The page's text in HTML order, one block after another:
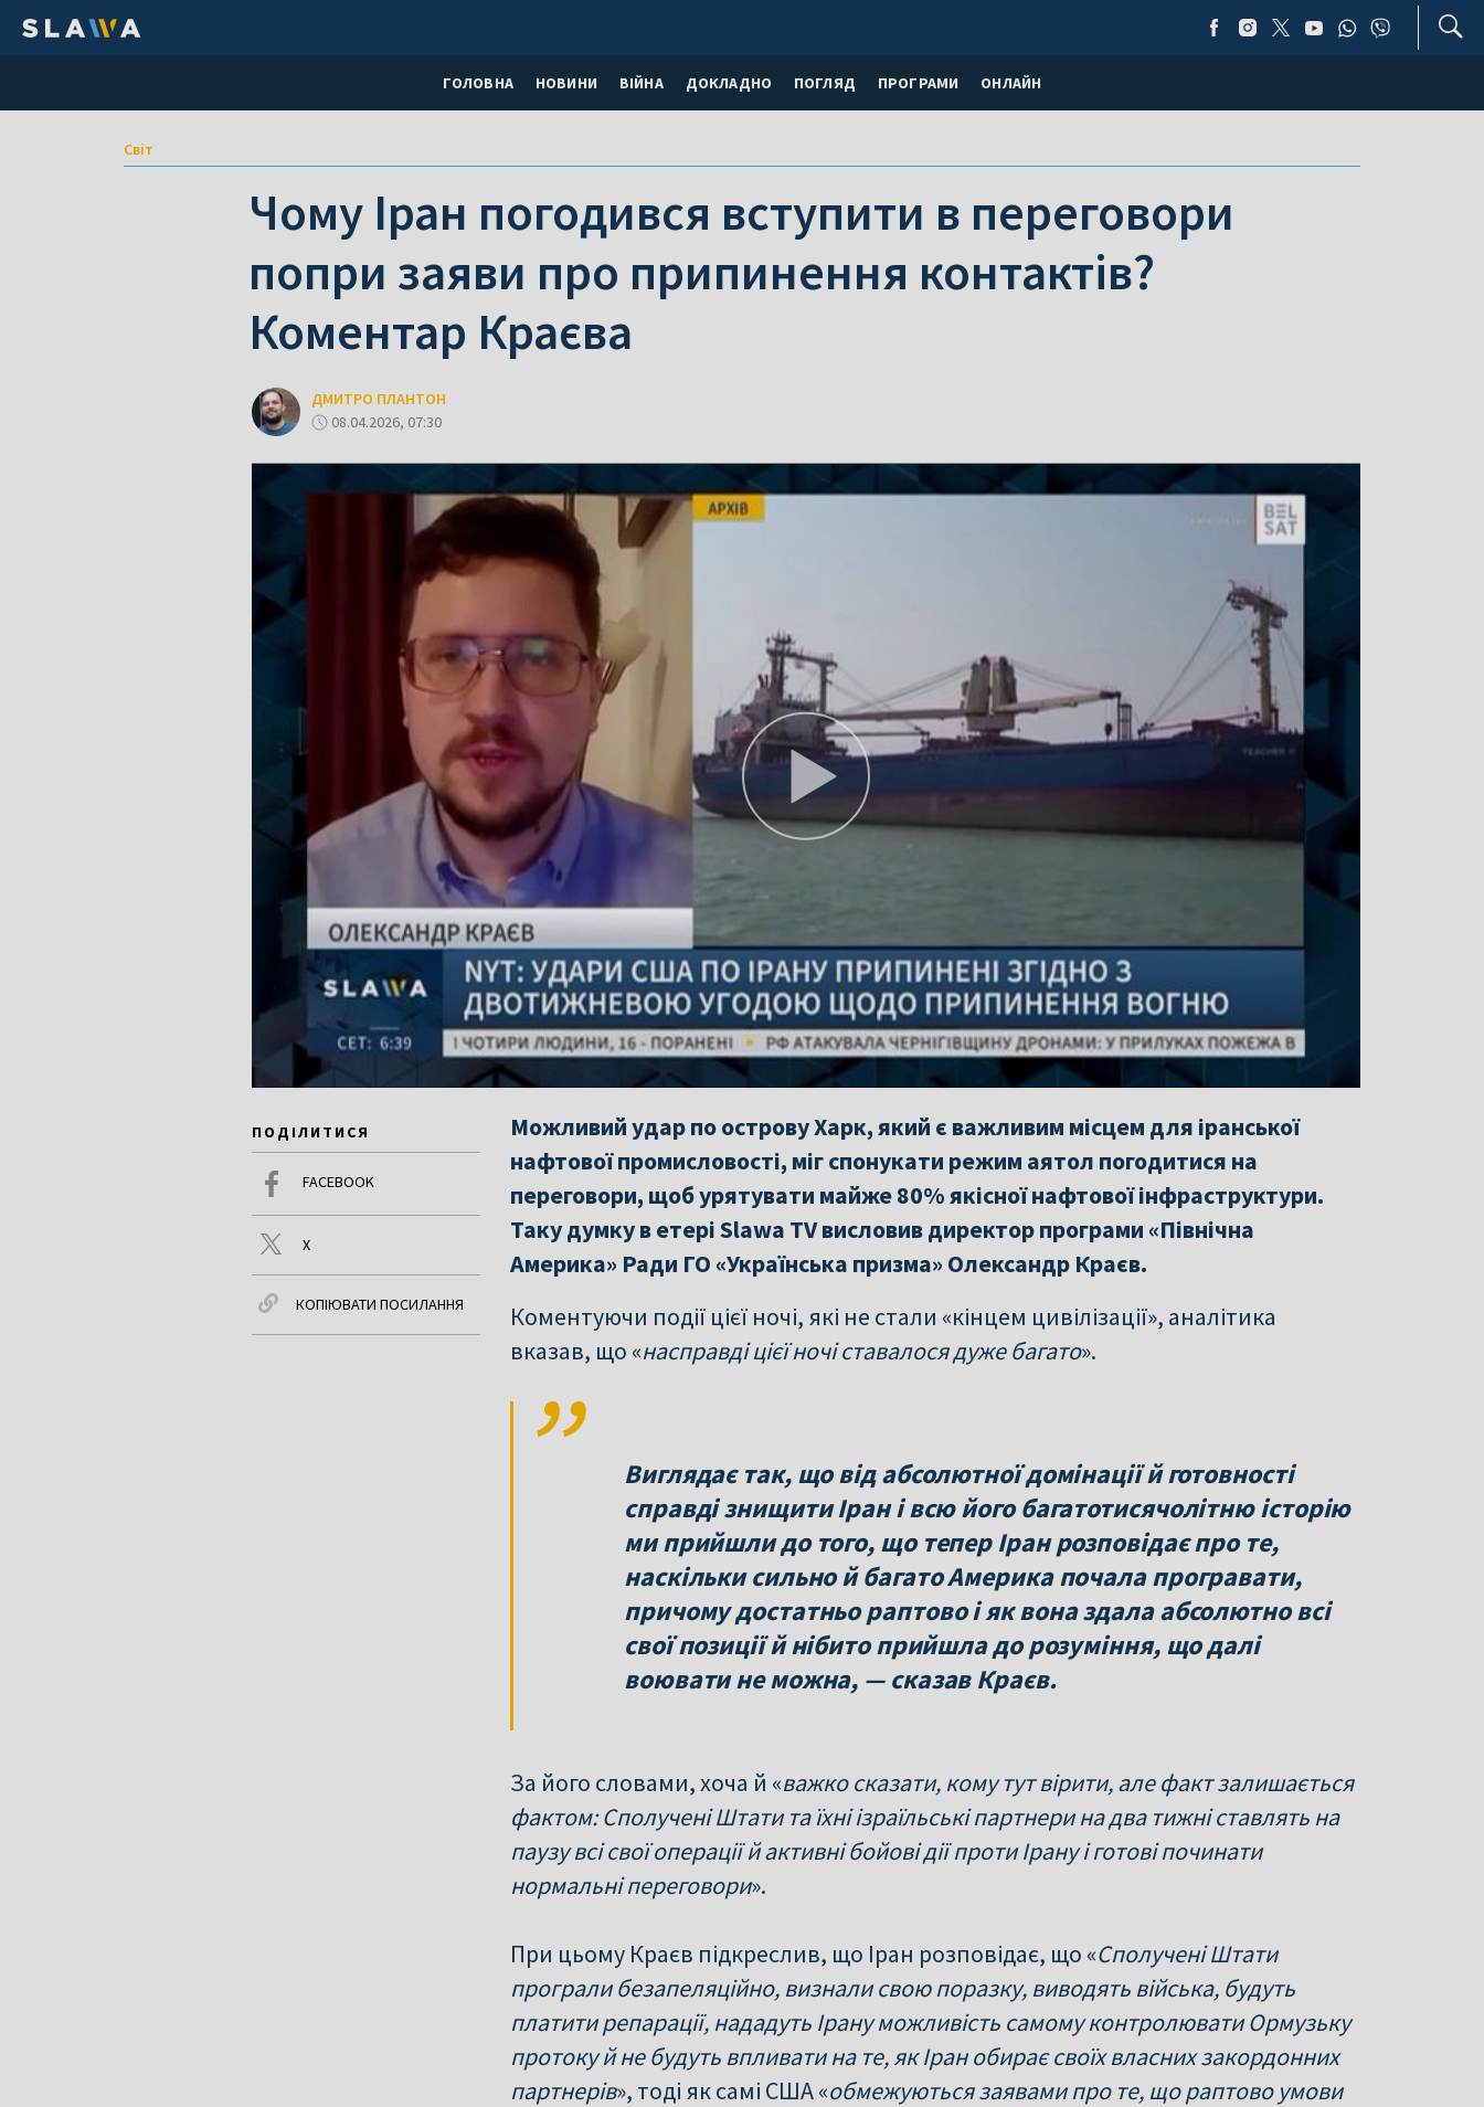
ГОЛОВНА НОВИНИ ВІЙНА ДОКЛАДНО ПОГЛЯД ПРОГРАМИ ОНЛАЙН
Світ
Чому Іран погодився вступити в переговори
попри заяви про припинення контактів?
Коментар Краєва
ДМИТРО ПЛАНТОН
08.04.2026, 07:30
ПОДІЛИТИСЯ
FACEBOOK
X
КОПІЮВАТИ ПОСИЛАННЯ
Можливий удар по острову Харк, який є важливим місцем для іранської
нафтової промисловості, міг спонукати режим аятол погодитися на
переговори, щоб урятувати майже 80% якісної нафтової інфраструктури.
Таку думку в етері Slawa TV висловив директор програми «Північна
Америка» Ради ГО «Українська призма» Олександр Краєв.
Коментуючи події цієї ночі, які не стали «кінцем цивілізації», аналітика
вказав, що «насправді цієї ночі ставалося дуже багато».
Виглядає так, що від абсолютної домінації й готовності
справді знищити Іран і всю його багатотисячолітню історію
ми прийшли до того, що тепер Іран розповідає про те,
наскільки сильно й багато Америка почала програвати,
причому достатньо раптово і як вона здала абсолютно всі
свої позиції й нібито прийшла до розуміння, що далі
воювати не можна, — сказав Краєв.
За його словами, хоча й «важко сказати, кому тут вірити, але факт залишається
фактом: Сполучені Штати та їхні ізраїльські партнери на два тижні ставлять на
паузу всі свої операції й активні бойові дії проти Ірану і готові починати
нормальні переговори».
При цьому Краєв підкреслив, що Іран розповідає, що «Сполучені Штати
програли безапеляційно, визнали свою поразку, виводять війська, будуть
платити репарації, нададуть Ірану можливість самому контролювати Ормузьку
протоку й не будуть впливати на те, як Іран обирає своїх власних закордонних
партнерів», тоді як самі США «обмежуються заявами про те, що раптово умови